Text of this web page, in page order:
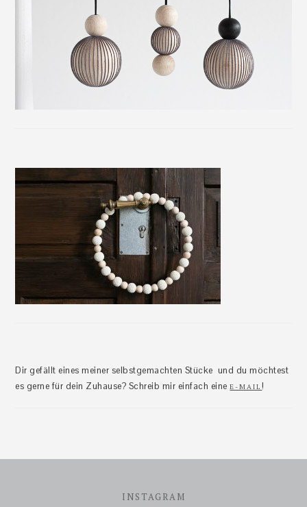
Dir gefällt eines meiner selbstgemachten Stücke und du möchtest
es gerne für dein Zuhause? Schreib mir einfach eineE-MAIL!
INSTAGRAM